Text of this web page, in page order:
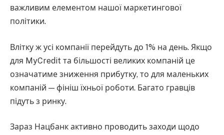
важливим елементом нашої маркетингової
політики.
Влітку ж усі компанії перейдуть до 1% на день. Якщо
для MyCredit та більшості великих компаній це
означатиме зниження прибутку, то для маленьких
компаній — фініш їхньої роботи. Багато гравців
підуть з ринку.
Зараз Нацбанк активно проводить заходи щодо